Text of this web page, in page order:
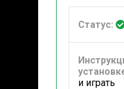
Статус:
и играть